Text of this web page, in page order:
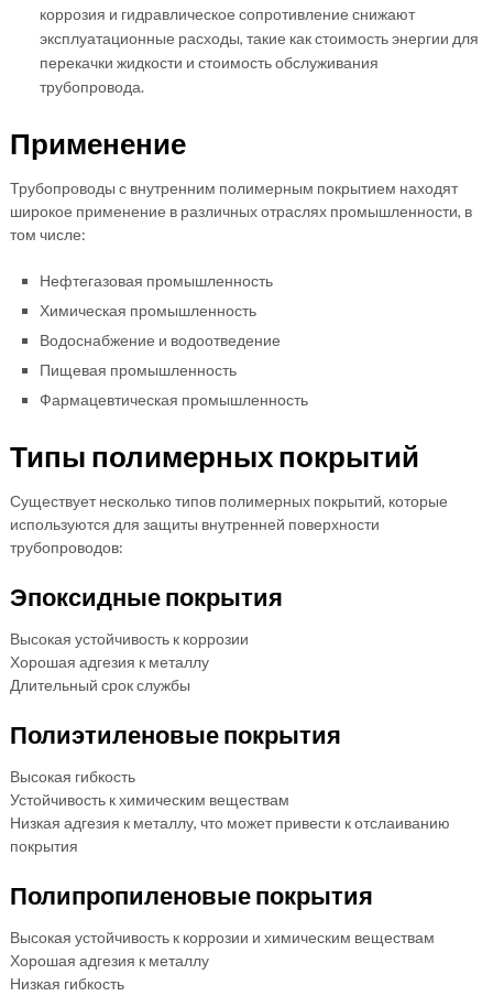
коррозия и гидравлическое сопротивление снижают
эксплуатационные расходы, такие как стоимость энергии для
перекачки жидкости и стоимость обслуживания
трубопровода.
Применение
Трубопроводы с внутренним полимерным покрытием находят
широкое применение в различных отраслях промышленности, в
том числе:
Нефтегазовая промышленность
Химическая промышленность
Водоснабжение и водоотведение
Пищевая промышленность
Фармацевтическая промышленность
Типы полимерных покрытий
Существует несколько типов полимерных покрытий, которые
используются для защиты внутренней поверхности
трубопроводов:
Эпоксидные покрытия
Высокая устойчивость к коррозии
Хорошая адгезия к металлу
Длительный срок службы
Полиэтиленовые покрытия
Высокая гибкость
Устойчивость к химическим веществам
Низкая адгезия к металлу, что может привести к отслаиванию
покрытия
Полипропиленовые покрытия
Высокая устойчивость к коррозии и химическим веществам
Хорошая адгезия к металлу
Низкая гибкость